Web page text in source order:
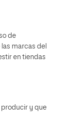
de
marcas del
en tiendas
y que